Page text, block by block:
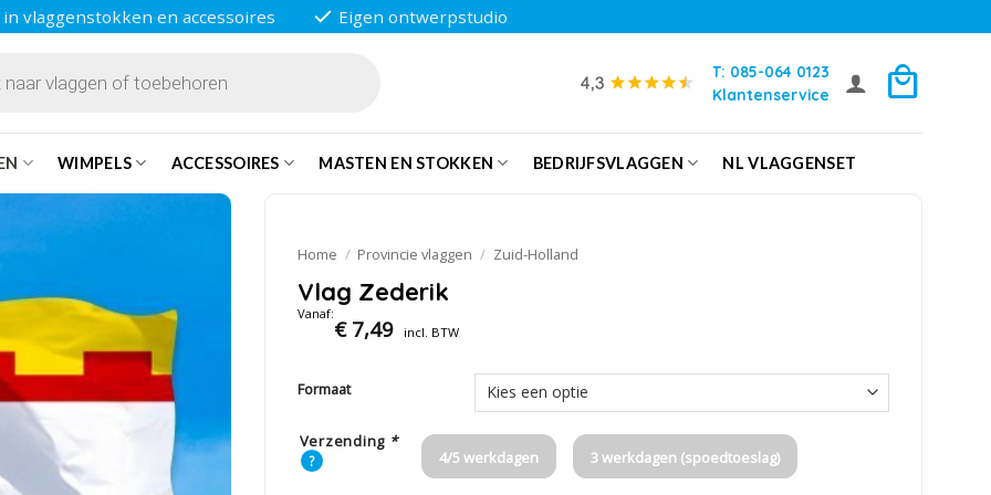
vlaggenstokken en accessoires Eigen ontwerpstudio
T: 085-064 0123
Klantenservice
WIMPELS ACCESSOIRES MASTEN EN STOKKEN BEDRIJFSVLAGGEN NL VLAGGENSET
Home / Provincie vlaggen / Zuid-Holland
Vlag Zederik
Vanaf:
€7,49 incl. BTW
Formaat
Verzending *
? 4/5 werkdagen 3 werkdagen (spoedtoeslag)